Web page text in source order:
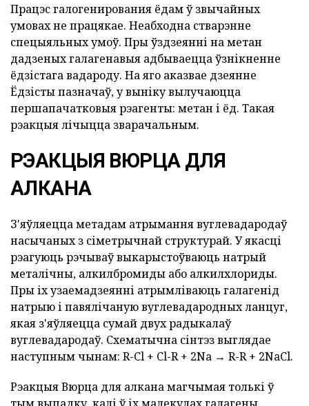
Працэс галогенирования ёдам ў звычайных
умовах не працякае. Неабходна стварэнне
спецыяльных умоў. Пры ўздзеянні на метан
дадзеных галагенавыя адбываецца ўзнікненне
ёдзістага вадароду. На яго аказвае дзеянне
Ёдзісты пазначаў, у выніку вылучаюцца
першапачатковыя рэагенты: метан і ёд. Такая
рэакцыя лічыцца зварачальным.
РЭАКЦЫЯ ВЮРЦА ДЛЯ
АЛКАНА
З'яўляецца метадам атрымання вуглевадародаў
насычаных з сіметрычнай структурай. У якасці
рэагуюць рэчываў выкарыстоўваюць натрый
металічны, алкилбромиды або алкилхлориды.
Пры іх узаемадзеянні атрымліваюць галагенід
натрыю і павялічаную вуглевадародных ланцуг,
якая з'яўляецца сумай двух радыкалаў
вуглевадародаў. Схематычна сінтэз выглядае
наступным чынам: R-Cl + Cl-R + 2Na → R-R + 2NaCl.
Рэакцыя Вюрца для алкана магчымая толькі ў